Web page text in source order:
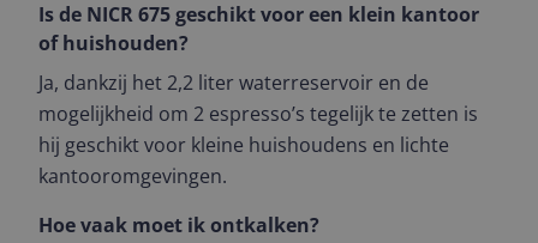
Is de NICR 675 geschikt voor een klein kantoor
of huishouden?
Ja, dankzij het 2,2 liter waterreservoir en de
mogelijkheid om 2 espresso’s tegelijk te zetten is
hij geschikt voor kleine huishoudens en lichte
kantooromgevingen.
Hoe vaak moet ik ontkalken?